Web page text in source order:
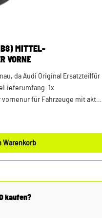
von 5 von 5 Sternen
MITTEL-
VORNE
da Audi Original Ersatzteilfür
1x
für Fahrzeuge mit aktiv
Verwendung: Audi A4 / S4
2010 - 2017Audi A5 / S5 (B8)
RS5 (B8) 2010 - 2016
Fahrgestellnummer (Bsp.
Ihres Fahrzeugs
Warenkorb
kaufen?